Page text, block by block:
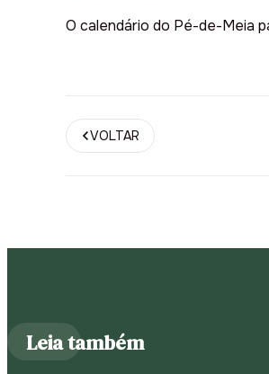
O calendário do Pé-de-Meia
VOLTAR
Leia também